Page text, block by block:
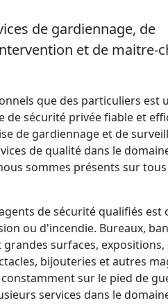
de gardiennage, de
et de maitre-
que des particuliers est
de sécurité privée fiable et
de gardiennage et de
de qualité dans le
sommes présents sur tous
de sécurité qualifiés est
ou d'incendie. Bureaux,
surfaces, expositions,
bijouteries et autres
sur le pied de
services dans le